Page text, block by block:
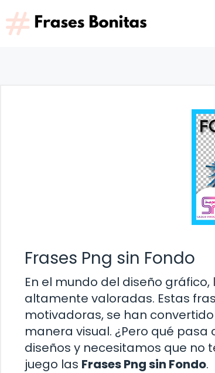
Saltar
al
contenido
Frases Png sin Fondo
En el mundo del diseño
altamente valoradas. Estas
motivadoras, se han
manera visual. ¿Pero qué
diseños y necesitamos que no
juego las Frases Png sin Fondo.